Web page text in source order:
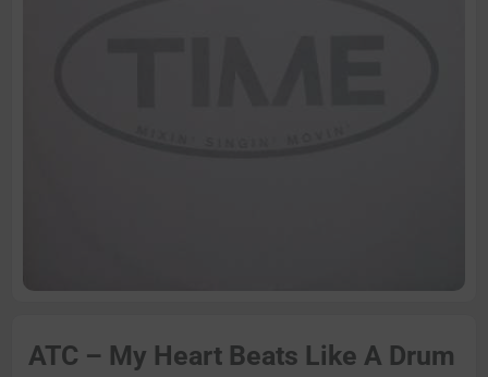
ATC – My Heart Beats Like A Drum